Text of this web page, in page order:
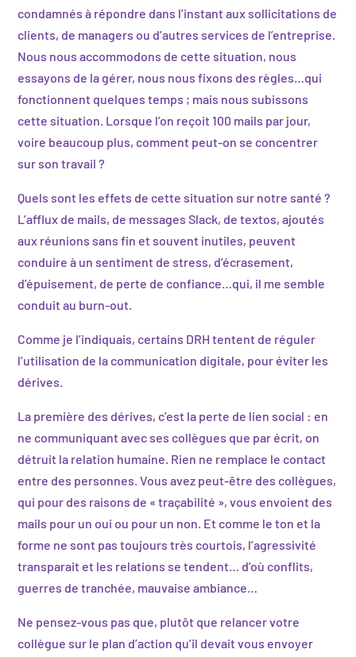
condamnés à répondre dans l’instant aux sollicitations de
clients, de managers ou d’autres services de l’entreprise.
Nous nous accommodons de cette situation, nous
essayons de la gérer, nous nous fixons des règles…qui
fonctionnent quelques temps ; mais nous subissons
cette situation. Lorsque l’on reçoit 100 mails par jour,
voire beaucoup plus, comment peut-on se concentrer
sur son travail ?
Quels sont les effets de cette situation sur notre santé ?
L’afflux de mails, de messages Slack, de textos, ajoutés
aux réunions sans fin et souvent inutiles, peuvent
conduire à un sentiment de stress, d’écrasement,
d’épuisement, de perte de confiance…qui, il me semble
conduit au burn-out.
Comme je l’indiquais, certains DRH tentent de réguler
l’utilisation de la communication digitale, pour éviter les
dérives.
La première des dérives, c’est la perte de lien social : en
ne communiquant avec ses collègues que par écrit, on
détruit la relation humaine. Rien ne remplace le contact
entre des personnes. Vous avez peut-être des collègues,
qui pour des raisons de « traçabilité », vous envoient des
mails pour un oui ou pour un non. Et comme le ton et la
forme ne sont pas toujours très courtois, l’agressivité
transparait et les relations se tendent… d’où conflits,
guerres de tranchée, mauvaise ambiance…
Ne pensez-vous pas que, plutôt que relancer votre
collègue sur le plan d’action qu’il devait vous envoyer